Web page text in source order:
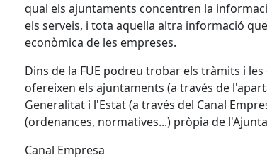
qual els ajuntaments concentren la
els serveis, i tota aquella altra informació
econòmica de les empreses.
Dins de la FUE podreu trobar els tràmits i
ofereixen els ajuntaments (a través de
Generalitat i l'Estat (a través del Canal
(ordenances, normatives...) pròpia de
Canal Empresa